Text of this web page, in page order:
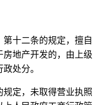
十二条的规定，擅自
地产开发的，由上级
处分。
定，未取得营业执照